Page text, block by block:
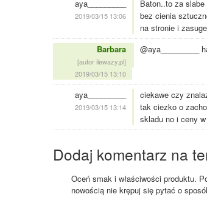
aya_________
2019/03/15 13:06
Baton..to za
bez cienia
na stronie i
Barbara
[autor ilewazy.pl]
2019/03/15 13:10
@aya_________
aya_________
2019/03/15 13:14
ciekawe czy
tak ciezko o
skladu no i ceny
Dodaj komentarz na
Oceń smak i właściwości produktu.
nowością nie krępuj się pytać o